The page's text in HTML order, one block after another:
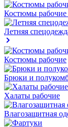
Костюмы
Летняя
Костюмы рабочие
Брюки и
Халаты рабочие
Влагозащитная